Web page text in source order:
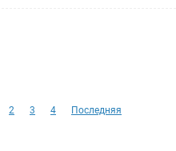
2 3 4
Последняя